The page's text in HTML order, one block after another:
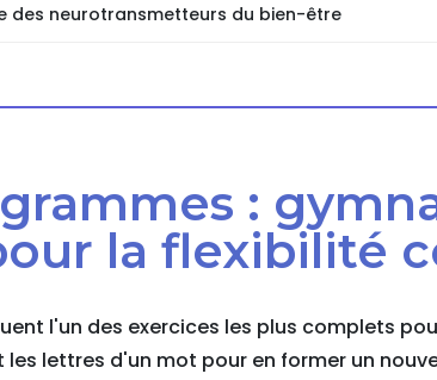
des neurotransmetteurs du bien-être
:
la flexibilité
l'un des exercices les plus complets
les lettres d'un mot pour en former un